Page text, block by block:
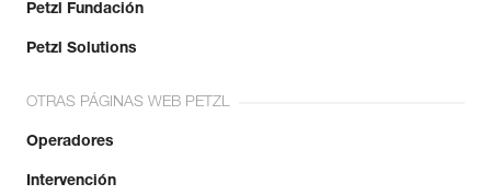
Petzl Fundación
Petzl Solutions
OTRAS PÁGINAS WEB PETZL
Operadores
Intervención